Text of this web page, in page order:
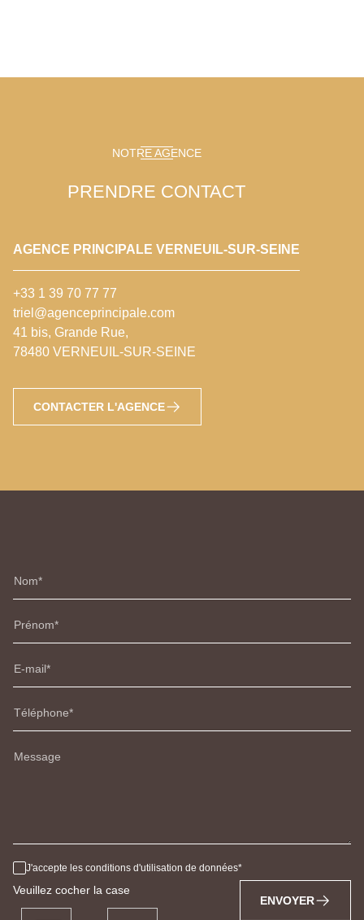
NOTRE AGENCE
PRENDRE CONTACT
AGENCE PRINCIPALE VERNEUIL-SUR-SEINE
+33 1 39 70 77 77
triel@agenceprincipale.com
41 bis, Grande Rue,
78480 VERNEUIL-SUR-SEINE
CONTACTER L'AGENCE
Nom
Prénom
E-mail
Téléphone
Message
J'accepte les conditions d'utilisation de données
Veuillez cocher la case
ENVOYER